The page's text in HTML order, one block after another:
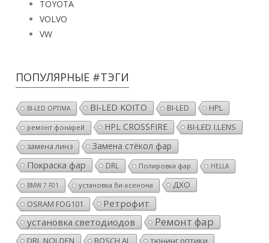
VOLVO
VW
ремонт фонарей HPL CROSSFIRE BI-LED I.LENS
замена линз Замена стёкол фар
Покраска фар DRL Полировка фар
BMW 7 F01 установка би-ксенона
ДХО
OSRAM FOG101
Ретрофит
установка светодиодов
Ремонт фар
DRL NOLDEN BOSCH AL тюнинг оптики